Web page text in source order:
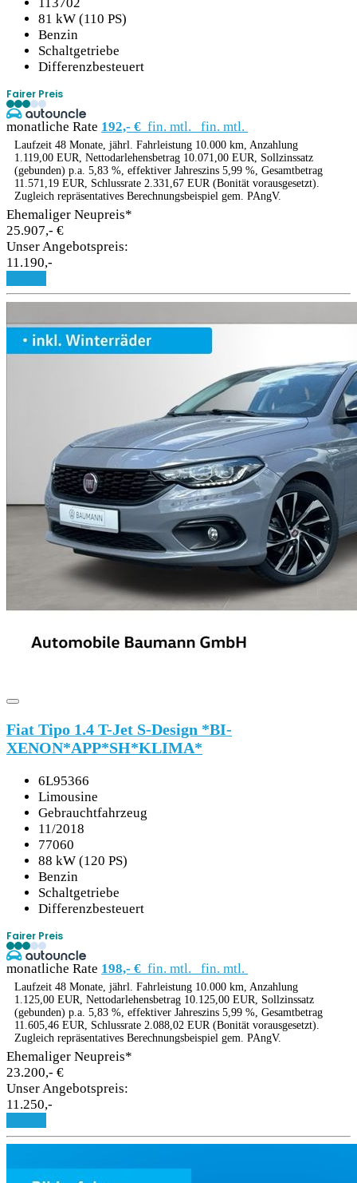
81 kW (110 PS)
Benzin
Schaltgetriebe
Differenzbesteuert
Fairer Preis
monatliche Rate 192,- € fin. mtl. fin. mtl.
Laufzeit 48 Monate, jährl. Fahrleistung 10.000 km, Anzahlung
1.119,00 EUR, Nettodarlehensbetrag 10.071,00 EUR, Sollzinssatz
(gebunden) p.a. 5,83 %, effektiver Jahreszins 5,99 %, Gesamtbetrag
11.571,19 EUR, Schlussrate 2.331,67 EUR (Bonität vorausgesetzt).
Zugleich repräsentatives Berechnungsbeispiel gem. PAngV.
Ehemaliger Neupreis*
25.907,- €
Unser Angebotspreis:
11.190,-
Fiat Tipo 1.4 T-Jet S-Design *BI-
XENON*APP*SH*KLIMA*
6L95366
Limousine
Gebrauchtfahrzeug
11/2018
77060
88 kW (120 PS)
Benzin
Schaltgetriebe
Differenzbesteuert
Fairer Preis
monatliche Rate 198,- € fin. mtl. fin. mtl.
Laufzeit 48 Monate, jährl. Fahrleistung 10.000 km, Anzahlung
1.125,00 EUR, Nettodarlehensbetrag 10.125,00 EUR, Sollzinssatz
(gebunden) p.a. 5,83 %, effektiver Jahreszins 5,99 %, Gesamtbetrag
11.605,46 EUR, Schlussrate 2.088,02 EUR (Bonität vorausgesetzt).
Zugleich repräsentatives Berechnungsbeispiel gem. PAngV.
Ehemaliger Neupreis*
23.200,- €
Unser Angebotspreis:
11.250,-